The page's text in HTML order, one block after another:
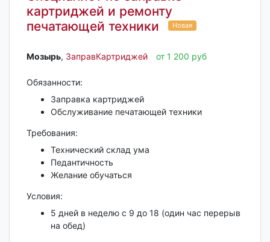
картриджей и ремонту
печатающей техники
Новая
Мозырь‎, ЗаправКартриджей от 1 200 руб
Обязанности:
Заправка картриджей
Обслуживание печатающей техники
Требования:
Технический склад ума
Педантичность
Желание обучаться
Условия:
5 дней в неделю с 9 до 18 (один час перерыв
на обед)